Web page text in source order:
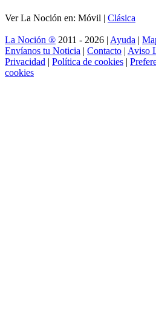
Ver La Noción en: Móvil | Clásica
La Noción ® 2011 - 2026 | Ayuda |
Envíanos tu Noticia | Contacto | Aviso
Privacidad | Política de cookies |
cookies